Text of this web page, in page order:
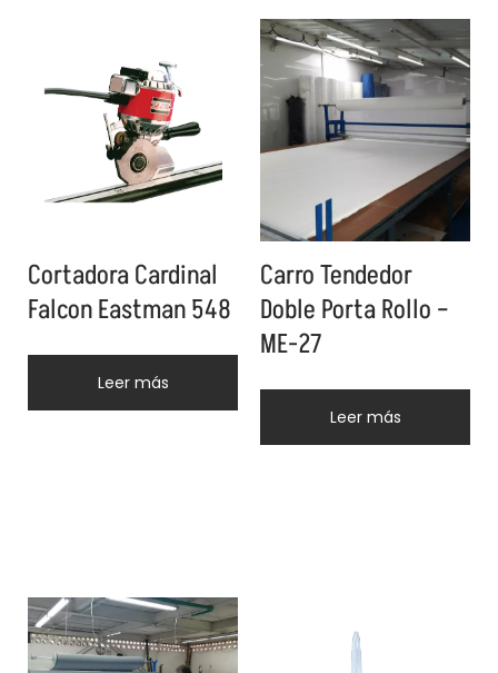
Cortadora Cardinal
Falcon Eastman 548
Leer más
Carro Tendedor
Doble Porta Rollo –
ME-27
Leer más